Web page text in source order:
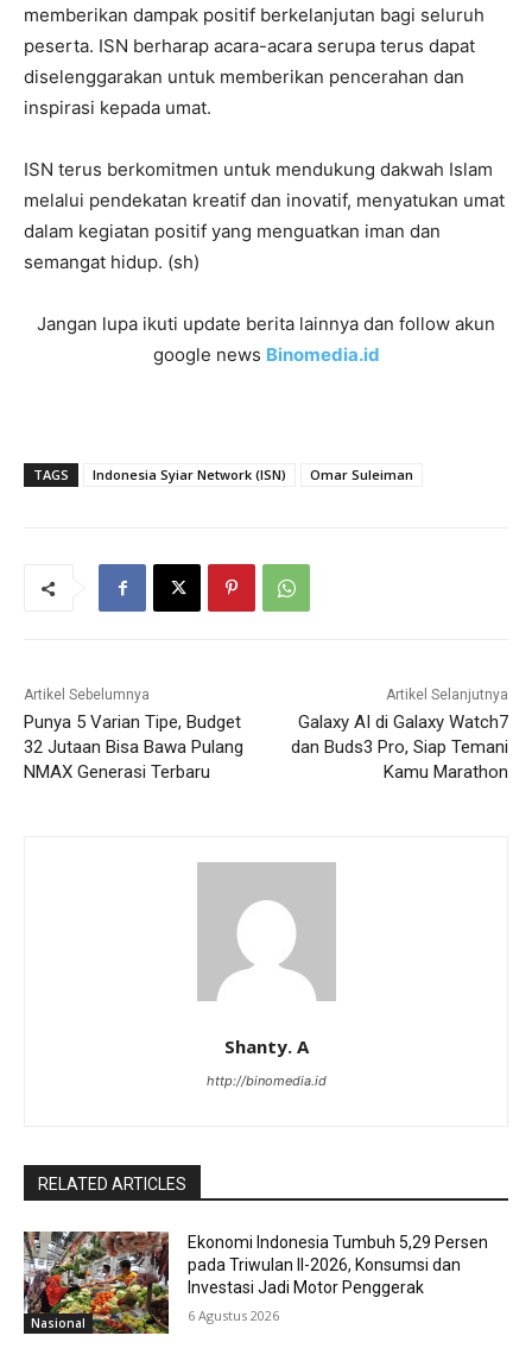
memberikan dampak positif berkelanjutan bagi seluruh
peserta. ISN berharap acara-acara serupa terus dapat
diselenggarakan untuk memberikan pencerahan dan
inspirasi kepada umat.
ISN terus berkomitmen untuk mendukung dakwah Islam
melalui pendekatan kreatif dan inovatif, menyatukan umat
dalam kegiatan positif yang menguatkan iman dan
semangat hidup. (sh)
Jangan lupa ikuti update berita lainnya dan follow akun
google news Binomedia.id
TAGS Indonesia Syiar Network (ISN) Omar Suleiman
Artikel Sebelumnya
Punya 5 Varian Tipe, Budget
32 Jutaan Bisa Bawa Pulang
NMAX Generasi Terbaru
Artikel Selanjutnya
Galaxy AI di Galaxy Watch7
dan Buds3 Pro, Siap Temani
Kamu Marathon
Shanty. A
http://binomedia.id
RELATED ARTICLES
Nasional
Ekonomi Indonesia Tumbuh 5,29 Persen
pada Triwulan II-2026, Konsumsi dan
Investasi Jadi Motor Penggerak
6 Agustus 2026